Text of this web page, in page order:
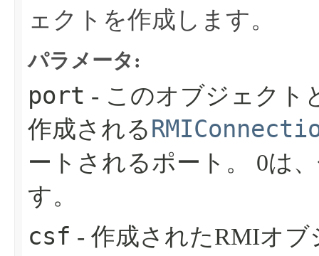
ェクトを作成します。
パラメータ:
port - このオブジェクト
作成される
ートされるポート。
0は
す。
csf - 作成されたRMIオ